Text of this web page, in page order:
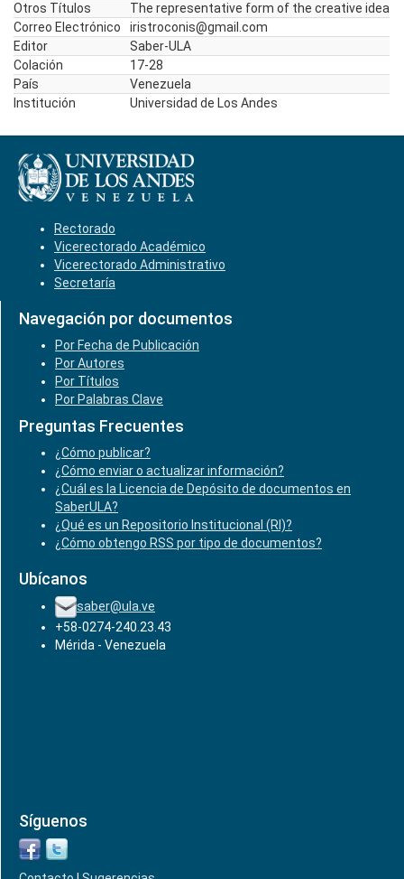
Otros Títulos
The representative form of the creative idea
Correo Electrónico
iristroconis@gmail.com
Editor
Saber-ULA
Colación
17-28
País
Venezuela
Institución
Universidad de Los Andes
Rectorado
Vicerectorado Académico
Vicerectorado Administrativo
Secretaría
Navegación por documentos
Por Fecha de Publicación
Por Autores
Por Títulos
Por Palabras Clave
Preguntas Frecuentes
¿Cómo publicar?
¿Cómo enviar o actualizar información?
¿Cuál es la Licencia de Depósito de documentos en
SaberULA?
¿Qué es un Repositorio Institucional (RI)?
¿Cómo obtengo RSS por tipo de documentos?
Ubícanos
saber@ula.ve
+58-0274-240.23.43
Mérida - Venezuela
Síguenos